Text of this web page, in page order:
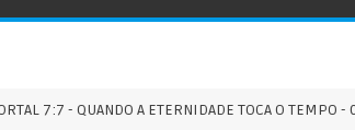
- QUANDO A ETERNIDADE TOCA O TEMPO - 07/07/